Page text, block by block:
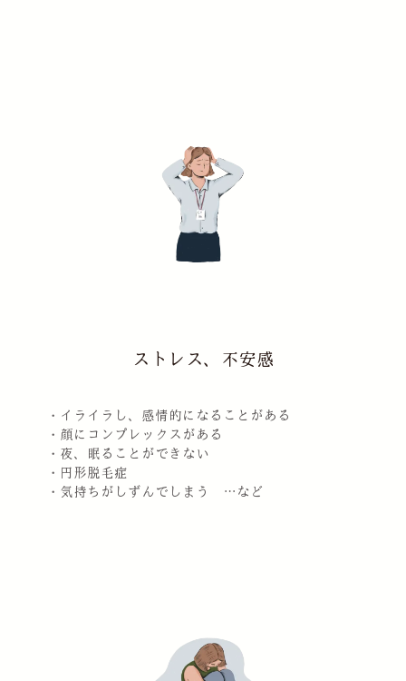
ストレス、不安感
・イライラし、感情的になることがある
・顔にコンプレックスがある
・夜、眠ることができない
・円形脱毛症
・気持ちがしずんでしまう …など